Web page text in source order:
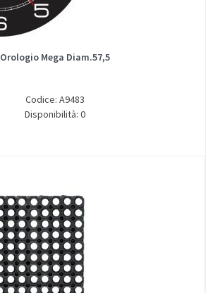
Orologio Mega Diam.57,5
Codice: A9483
Disponibilità: 0